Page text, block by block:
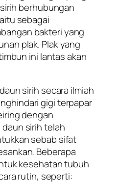
berhubungan
sebagai
bakteri yang
plak. Plak yang
ini lantas akan
sirih secara ilmiah
gigi terpapar
dengan
sirih telah
sebab sifat
Beberapa
kesehatan tubuh
rutin, seperti: